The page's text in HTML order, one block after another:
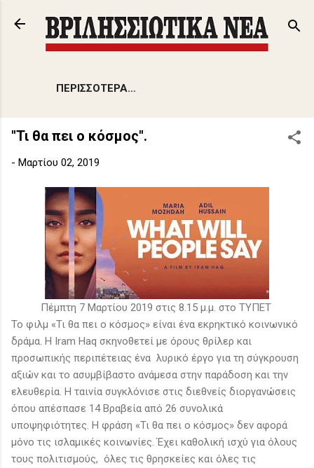
Μετάβαση στο κύριο περιεχόμενο
ΠΕΡΙΣΣΌΤΕΡΑ…
"Τι θα πει ο κόσμος".
- Μαρτίου 02, 2019
Πέμπτη 7 Μαρτίου 2019 στις 8.15 μ.μ. στο ΤΥΠΕΤ
To φιλμ «Τι θα πει ο κόσμος» είναι ένα εκρηκτικό κοινωνικό
δράμα. Η Iram Haq σκηνοθετεί με όρους θρίλερ και
προσωπικής περιπέτειας ένα λυρικό έργο για τη σύγκρουση
αξιών και το ασυμβίβαστο ανάμεσα στην παράδοση και την
ελευθερία. Η ταινία συγκλόνισε στις διεθνείς διοργανώσεις
όπου απέσπασε 14 Βραβεία από 26 συνολικά
υποψηφιότητες. Η φράση «Τι θα πει ο κόσμος» δεν αφορά
μόνο τις ισλαμικές κοινωνίες. Έχει καθολική ισχύ για όλους
τους πολιτισμούς, όλες τις θρησκείες και όλες τις